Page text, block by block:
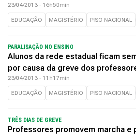
23/04/2013 - 16h50min
EDUCAÇÃO MAGISTÉRIO PISO NACIONAL
PARALISAÇÃO NO ENSINO
Alunos da rede estadual ficam
por causa da greve dos
23/04/2013 - 11h17min
EDUCAÇÃO MAGISTÉRIO PISO NACIONAL
TRÊS DIAS DE GREVE
Professores promovem marcha e